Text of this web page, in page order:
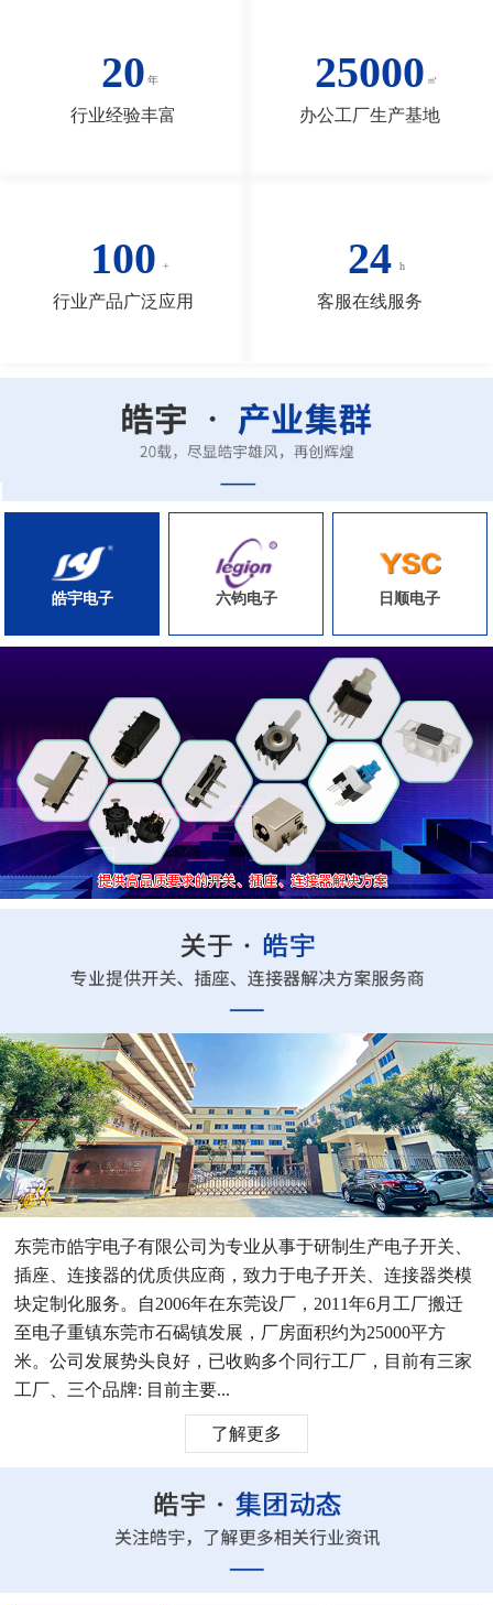
20
行业经验丰富
25000
办公工厂生产基地
100
行业产品广泛应用
24
客服在线服务
皓宇电子 六钧电子 日顺电子
东莞市皓宇电子有限公司为专业从事于研制生产电子开关、
插座、连接器的优质供应商，致力于电子开关、连接器类模
块定制化服务。自2006年在东莞设厂，2011年6月工厂搬迁
至电子重镇东莞市石碣镇发展，厂房面积约为25000平方
米。公司发展势头良好，已收购多个同行工厂，目前有三家
工厂、三个品牌: 目前主要...
了解更多